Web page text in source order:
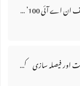
نگہت داد سال 2026 کی عالمی ‘چیف ان اے آئی 100’ فہرست میں شامل
خواتین کی سیاسی شمولیت کی اہمیت اور فیصلہ سازی کے عمل میں فعال کردار